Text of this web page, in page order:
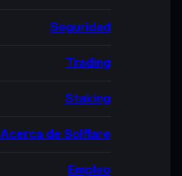
Seguridad
Trading
Staking
Acerca de Solflare
Empleo